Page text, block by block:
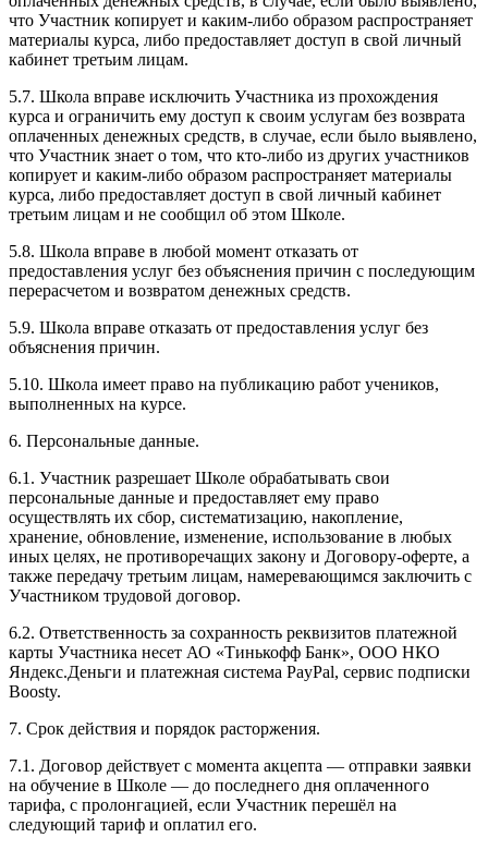
что Участник копирует и каким-либо образом распространяет
материалы курса, либо предоставляет доступ в свой личный
кабинет третьим лицам.
5.7. Школа вправе исключить Участника из прохождения
курса и ограничить ему доступ к своим услугам без возврата
оплаченных денежных средств, в случае, если было выявлено,
что Участник знает о том, что кто-либо из других участников
копирует и каким-либо образом распространяет материалы
курса, либо предоставляет доступ в свой личный кабинет
третьим лицам и не сообщил об этом Школе.
5.8. Школа вправе в любой момент отказать от
предоставления услуг без объяснения причин с последующим
перерасчетом и возвратом денежных средств.
5.9. Школа вправе отказать от предоставления услуг без
объяснения причин.
5.10. Школа имеет право на публикацию работ учеников,
выполненных на курсе.
6. Персональные данные.
6.1. Участник разрешает Школе обрабатывать свои
персональные данные и предоставляет ему право
осуществлять их сбор, систематизацию, накопление,
хранение, обновление, изменение, использование в любых
иных целях, не противоречащих закону и Договору-оферте, а
также передачу третьим лицам, намеревающимся заключить с
Участником трудовой договор.
6.2. Ответственность за сохранность реквизитов платежной
карты Участника несет АО «Тинькофф Банк», ООО НКО
Яндекс.Деньги и платежная система PayPal, сервис подписки
Boosty.
7. Срок действия и порядок расторжения.
7.1. Договор действует с момента акцепта — отправки заявки
на обучение в Школе — до последнего дня оплаченного
тарифа, с пролонгацией, если Участник перешёл на
следующий тариф и оплатил его.